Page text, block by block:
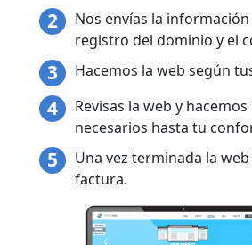
Nos envías la
registro del dominio y el
Hacemos la web según
Revisas la web y
necesarios hasta tu
Una vez terminada la
factura.